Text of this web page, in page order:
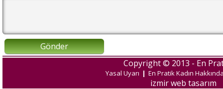
Gönder
Copyright © 2013 - En
Yasal Uyarı | En Pratik Kadın
izmir web tasarım